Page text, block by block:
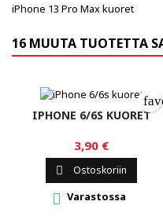
iPhone 13 Pro Max kuoret
16 MUUTA TUOTETTA
IPHONE 6/6S KUORET
3,90 €
 Ostoskoriin
 Varastossa